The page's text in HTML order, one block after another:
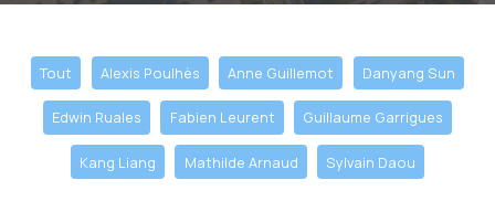
Filter
posts
category
Tout Alexis Poulhès Anne Guillemot Danyang Sun
Edwin Ruales Fabien Leurent Guillaume Garrigues
Kang Liang Mathilde Arnaud Sylvain Daou